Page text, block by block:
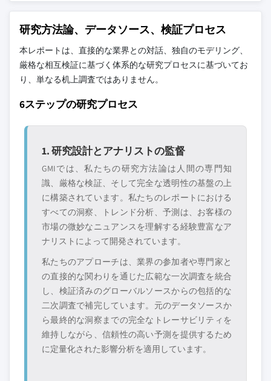
研究方法論、データソース、検証プロセス
本レポートは、直接的な業界との対話、独自のモデリング、
厳格な相互検証に基づく体系的な研究プロセスに基づいてお
り、単なる机上調査ではありません。
6ステップの研究プロセス
1. 研究設計とアナリストの監督
GMIでは、私たちの研究方法論は人間の専門知
識、厳格な検証、そして完全な透明性の基盤の上
に構築されています。私たちのレポートにおける
すべての洞察、トレンド分析、予測は、お客様の
市場の微妙なニュアンスを理解する経験豊富なア
ナリストによって開発されています。
私たちのアプローチは、業界の参加者や専門家と
の直接的な関わりを通じた広範な一次調査を統合
し、検証済みのグローバルソースからの包括的な
二次調査で補完しています。元のデータソースか
ら最終的な洞察までの完全なトレーサビリティを
維持しながら、信頼性の高い予測を提供するため
に定量化された影響分析を適用しています。